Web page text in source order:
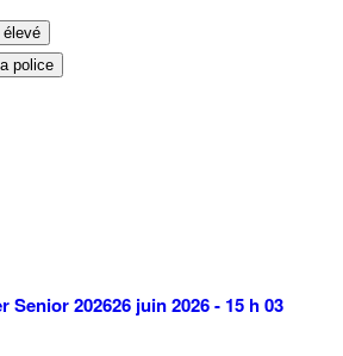
police
Senior 202626 juin 2026 - 15 h 03